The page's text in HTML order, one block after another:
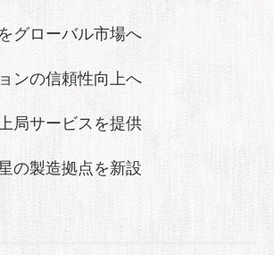
グローバル市場へ
ンの信頼性向上へ
局サービスを提供
の製造拠点を新設